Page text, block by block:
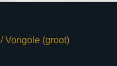
/ Vongole (groot)